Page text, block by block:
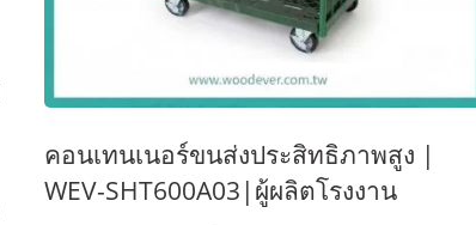
คอนเทนเนอร์ขนส่งประสิทธิภาพสูง |
WEV-SHT600A03|ผู้ผลิตโรงงาน